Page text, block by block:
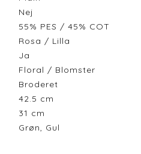
Nej
55% PES / 45% COT
Rosa / Lilla
Ja
Floral / Blomster
Broderet
42.5 cm
31 cm
Grøn, Gul